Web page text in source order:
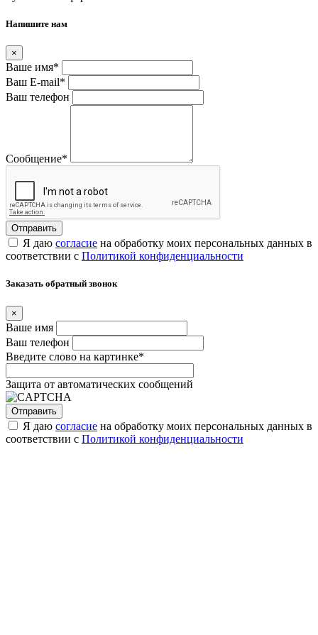
Напишите нам
×
Ваше имя*
Ваш E-mail*
Ваш телефон
Сообщение*
Я даю согласие на обработку моих персональных данных в
соответствии с Политикой конфиденциальности
Заказать обратный звонок
×
Ваше имя
Ваш телефон
Введите слово на картинке*
Защита от автоматических сообщений
Я даю согласие на обработку моих персональных данных в
соответствии с Политикой конфиденциальности